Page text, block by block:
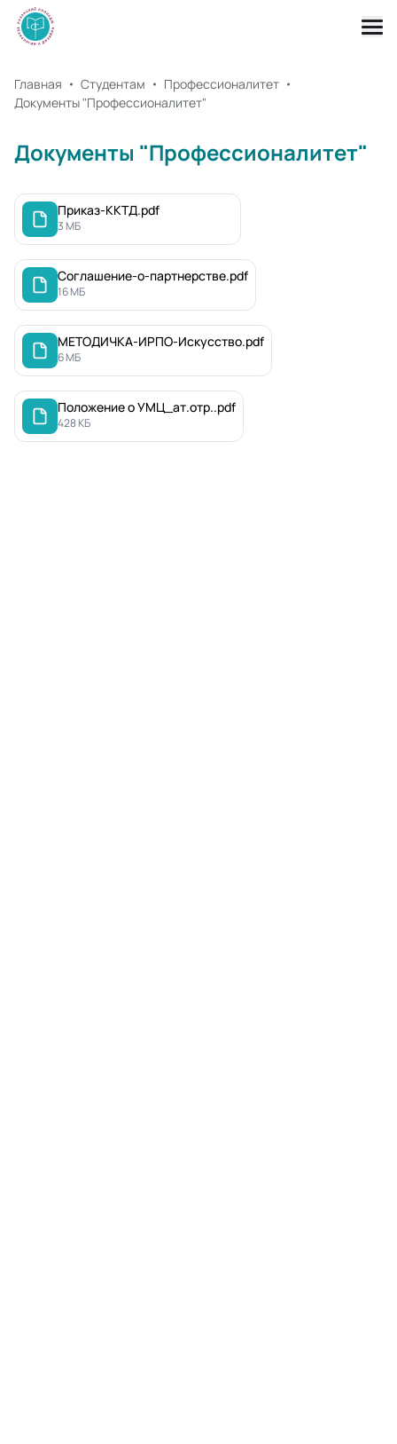
Главная Студентам
Профессионалитет
Документы "Профессионалитет"
Документы "Профессионалитет"
Приказ-ККТД.pdf
3 МБ
Соглашение-о-партнерстве.pdf
16 МБ
МЕТОДИЧКА-ИРПО-Искусство.pdf
6 МБ
Положение о УМЦ_ат.отр..pdf
428 КБ